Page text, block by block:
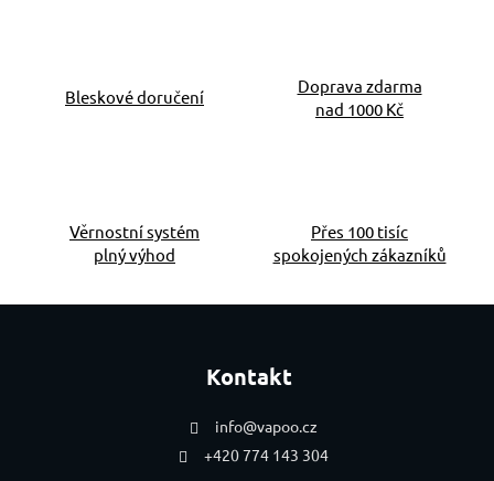
Bleskové doručení
Doprava zdarma
nad 1000 Kč
Věrnostní systém
plný výhod
Přes 100 tisíc
spokojených zákazníků
Kontakt
info@vapoo.cz
+420 774 143 304